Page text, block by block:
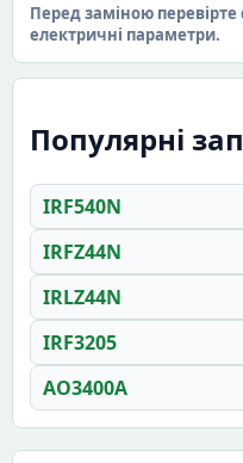
Перед заміною
електричні параметри.
Популярні
IRF540N
IRFZ44N
IRLZ44N
IRF3205
AO3400A